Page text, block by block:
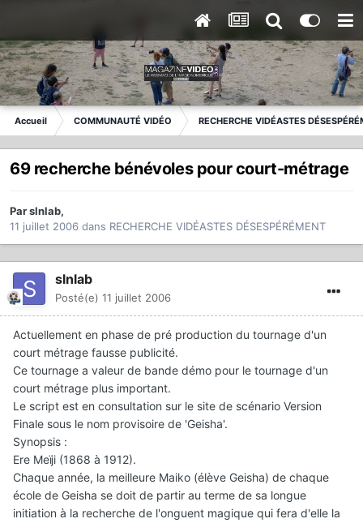
Accueil COMMUNAUTÉ VIDÉO RECHERCHE VIDÉASTES
69 recherche bénévoles pour court-métrage
Parslnlab,
11 juillet 2006 dans RECHERCHE VIDÉASTES DÉSESPÉRÉMENT
slnlab
Posté(e) 11 juillet 2006
Actuellement en phase de pré production du tournage d'un
court métrage fausse publicité.
Ce tournage a valeur de bande démo pour le tournage d'un
court métrage plus important.
Le script est en consultation sur le site de scénario Version
Finale sous le nom provisoire de 'Geisha'.
Synopsis :
Ere Meïji (1868 à 1912).
Chaque année, la meilleure Maiko (élève Geisha) de chaque
école de Geisha se doit de partir au terme de sa longue
initiation à la recherche de l'onguent magique qui fera d'elle la